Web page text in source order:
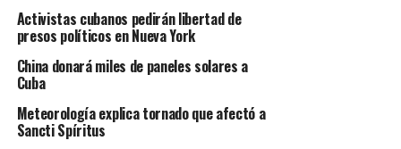
Activistas cubanos pedirán libertad de
presos políticos en Nueva York
China donará miles de paneles solares a
Cuba
Meteorología explica tornado que afectó a
Sancti Spíritus